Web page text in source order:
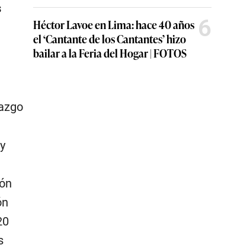
Héctor Lavoe en Lima: hace 40 años
el ‘Cantante de los Cantantes’ hizo
bailar a la Feria del Hogar | FOTOS
6